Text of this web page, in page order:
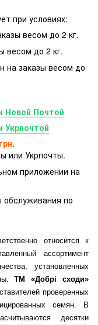
при условиях:
весом до 2 кг.
весом до 2 кг.
на заказы весом до
Новой Почтой
Укрпочтой
или Укрпочты.
приложении на
обслуживания по
относится к
ассортимент
установленных
ТМ «Добрі сходи»
проверенных
семян. В
десятки